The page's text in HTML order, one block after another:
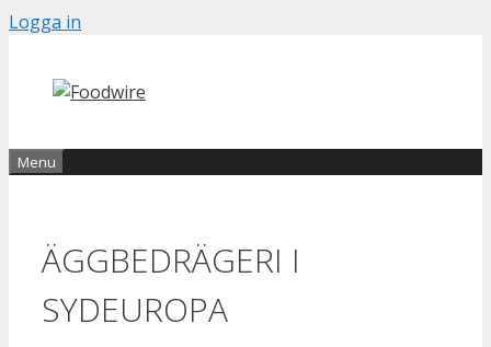
Skip
content
Logga in
Menu
ÄGGBEDRÄGERI I
SYDEUROPA